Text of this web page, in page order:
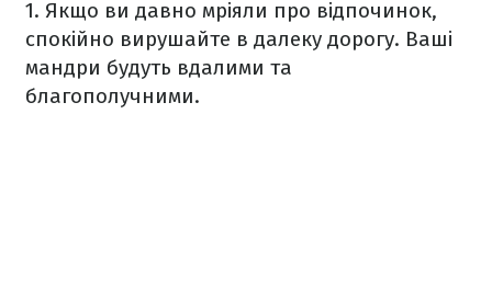
1. Якщо ви давно мріяли про відпочинок,
спокійно вирушайте в далеку дорогу. Ваші
мандри будуть вдалими та
благополучними.